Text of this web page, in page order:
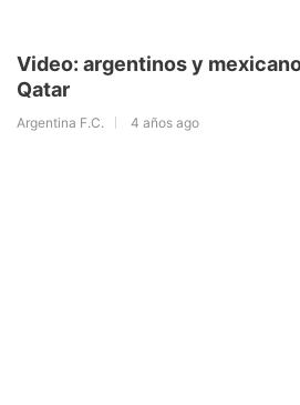
Video: argentinos y
Qatar
Argentina F.C. 4 años ago